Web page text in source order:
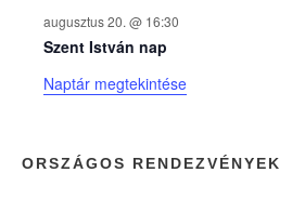
n
a
p
augusztus 20. @ 16:30
Szent István nap
Naptár megtekintése
ORSZÁGOS RENDEZVÉNYEK